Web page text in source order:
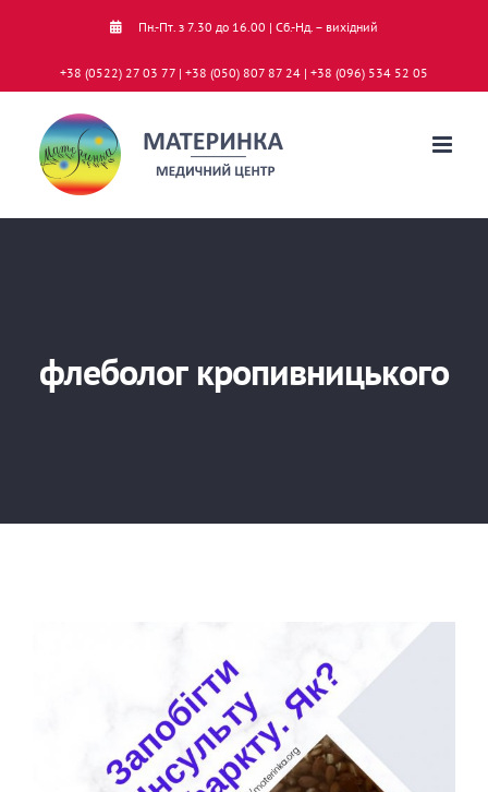
Пн.-Пт. з 7.30 до 16.00 | Сб.-Нд. – вихідний
+38 (0522) 27 03 77 | +38 (050) 807 87 24 | +38 (096) 534 52 05
флеболог кропивницького